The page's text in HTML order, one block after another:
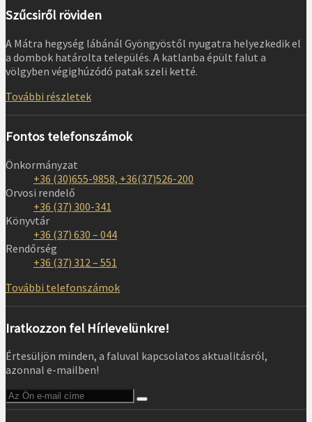
Szűcsiről röviden
A Mátra hegység lábánál Gyöngyöstől nyugatra helyezkedik el
a dombok határolta település. A katlanba épült falut a
völgyben végighúzódó patak szeli ketté.
További részletek
Fontos telefonszámok
Önkormányzat
+36 (30)655-9858, +36(37)526-200
Orvosi rendelő
+36 (37) 300-341
Könyvtár
+36 (37) 630 – 044
Rendőrség
+36 (37) 312 – 551
További telefonszámok
Iratkozzon fel Hírlevelünkre!
Értesüljön minden, a faluval kapcsolatos aktualitásról,
azonnal e-mailben!